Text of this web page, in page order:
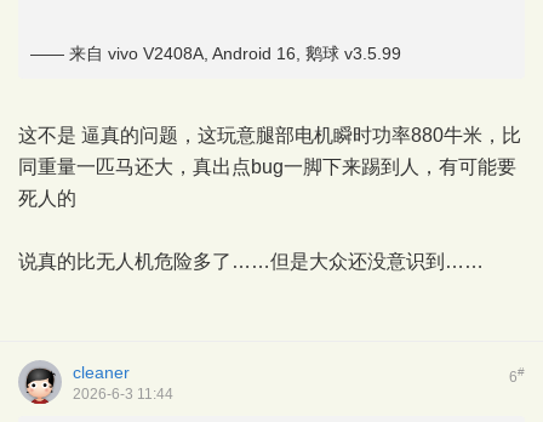
—— 来自 vivo V2408A, Android 16, 鹅球 v3.5.99
这不是 逼真的问题，这玩意腿部电机瞬时功率880牛米，比
同重量一匹马还大，真出点bug一脚下来踢到人，有可能要
死人的
说真的比无人机危险多了……但是大众还没意识到……
6#
cleaner
2026-6-3 11:44